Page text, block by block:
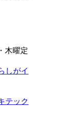
木曜定
しがイ
テック